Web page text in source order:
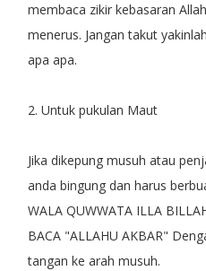
membaca zikir kebasaran
menerus. Jangan takut
apa apa.
2. Untuk pukulan Maut
Jika dikepung musuh atau
anda bingung dan harus
WALA QUWWATA ILLA
BACA "ALLAHU AKBAR"
tangan ke arah musuh.